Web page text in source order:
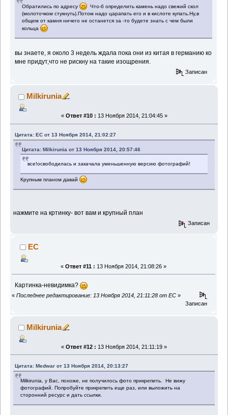
Обратились по адресу
Что-б определить камень надо свежий скол
(молоточком стукнуть).Потом надо царапать его и в кислоте купать.Ну,в
общем от камня ничего не останется за -то будете знать с чем были
кольца
вы знаете, я около 3 недель ждала пока они из китая в германию ко
мне придут,что не рискну на такие изощрения.
Записан
Milkirunia
« Ответ #10 : 13 Ноября 2014, 21:04:45 »
Цитата: EC от 13 Ноября 2014, 21:02:27
Цитата: Milkirunia от 13 Ноября 2014, 20:57:46
все!освободилась и закачала уменьшенную версию фотографий!
Крупным планом давай
нажмите на кртинку- вот вам и крупный план
Записан
EC
« Ответ #11 : 13 Ноября 2014, 21:08:26 »
Картинка-невидимка?
« Последнее редактирование: 13 Ноября 2014, 21:11:28 от EC »
Записан
Milkirunia
« Ответ #12 : 13 Ноября 2014, 21:11:19 »
Цитата: Medwar от 13 Ноября 2014, 20:13:27
Milkirunia, у Вас, похоже, не получилось фото прикрепить. Не вижу
фотографий. Попробуйте прикрепить еще раз, или выложить на
сторонний ресурс и дать ссылки.